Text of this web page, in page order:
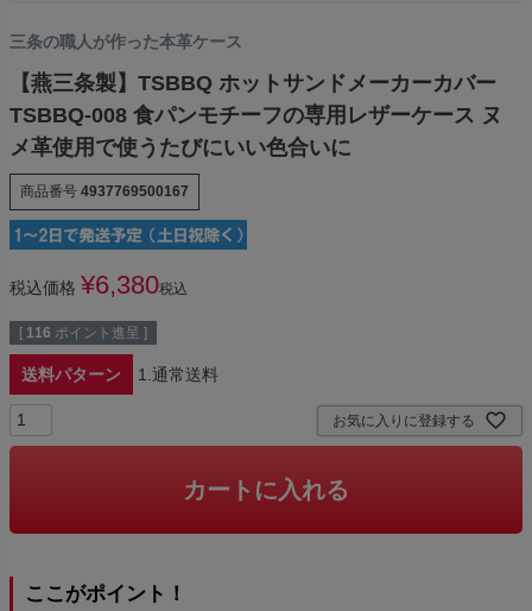
三条の職人が作った本革ケース
【燕三条製】TSBBQ ホットサンドメーカーカバー
TSBBQ-008 食パンモチーフの専用レザーケース ヌ
メ革使用で使うたびにいい色合いに
商品番号 4937769500167
税込価格 ¥6,380税込
[ 116 ポイント進呈 ]
送料パターン 1.通常送料
お気に入りに登録する
カートに入れる
ここがポイント！